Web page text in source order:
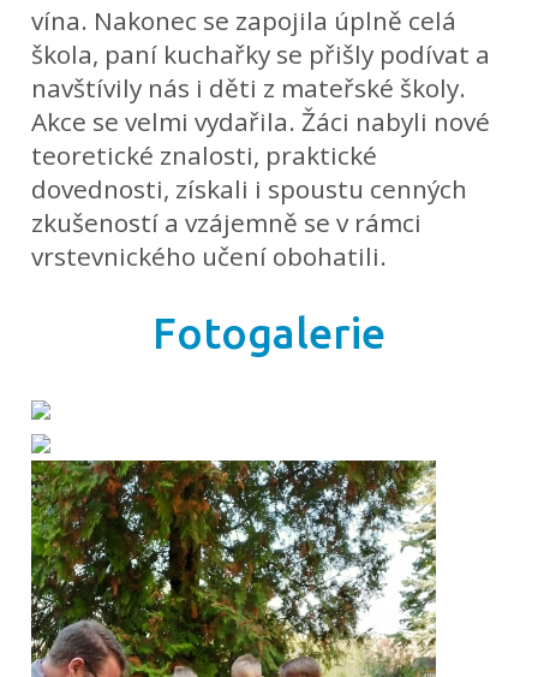
vína. Nakonec se zapojila úplně celá
škola, paní kuchařky se přišly podívat a
navštívily nás i děti z mateřské školy.
Akce se velmi vydařila. Žáci nabyli nové
teoretické znalosti, praktické
dovednosti, získali i spoustu cenných
zkušeností a vzájemně se v rámci
vrstevnického učení obohatili.
Fotogalerie